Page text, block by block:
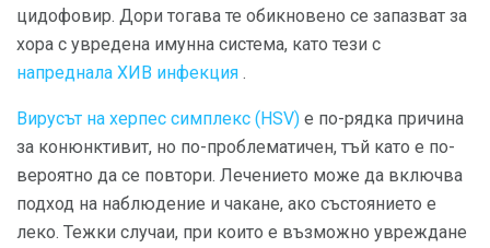
цидофовир. Дори тогава те обикновено се запазват за
хора с увредена имунна система, като тези с
напреднала ХИВ инфекция .
Вирусът на херпес симплекс (HSV) е по-рядка причина
за конюнктивит, но по-проблематичен, тъй като е по-
вероятно да се повтори. Лечението може да включва
подход на наблюдение и чакане, ако състоянието е
леко. Тежки случаи, при които е възможно увреждане